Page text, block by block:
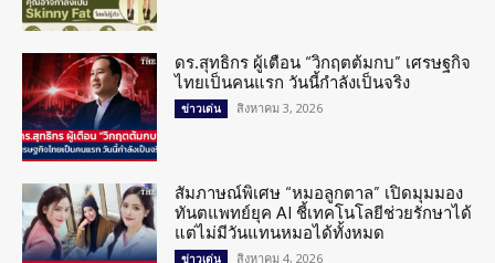
ดร.สุทธิกร ผู้เตือน “วิกฤตต้มกบ” เศรษฐกิจ
ไทยเป็นคนแรก วันนี้กำลังเป็นจริง
ข่าวเด่น สิงหาคม 3, 2026
สัมภาษณ์พิเศษ “หมอลูกตาล” เปิดมุมมอง
ทันตแพทย์ยุค AI ชี้เทคโนโลยีช่วยรักษาได้
แต่ไม่มีวันแทนหมอได้ทั้งหมด
ข่าวเด่น สิงหาคม 4, 2026